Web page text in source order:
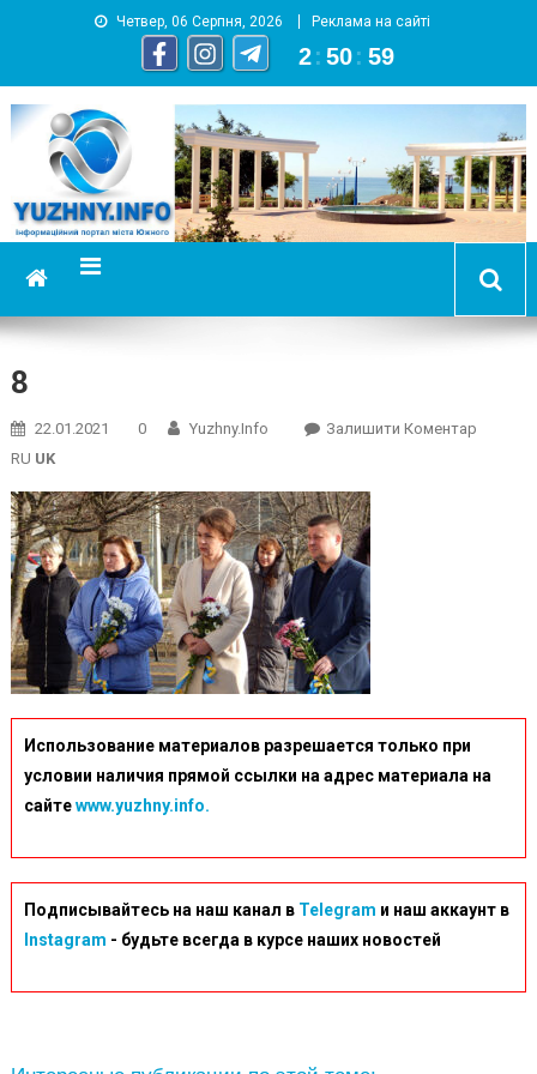
Четвер, 06 Серпня, 2026 Реклама на сайті
2 : 51 : 00
YUZHNY.INFO
информационный портал города Южный
8
22.01.2021 0 Yuzhny.info Залишити КоментарOn
RU UK
Использование материалов разрешается только при
условии наличия прямой ссылки на адрес материала на
сайтеwww.yuzhny.info.
Подписывайтесь на наш канал в Telegram и наш аккаунт в
Instagram - будьте всегда в курсе наших новостей